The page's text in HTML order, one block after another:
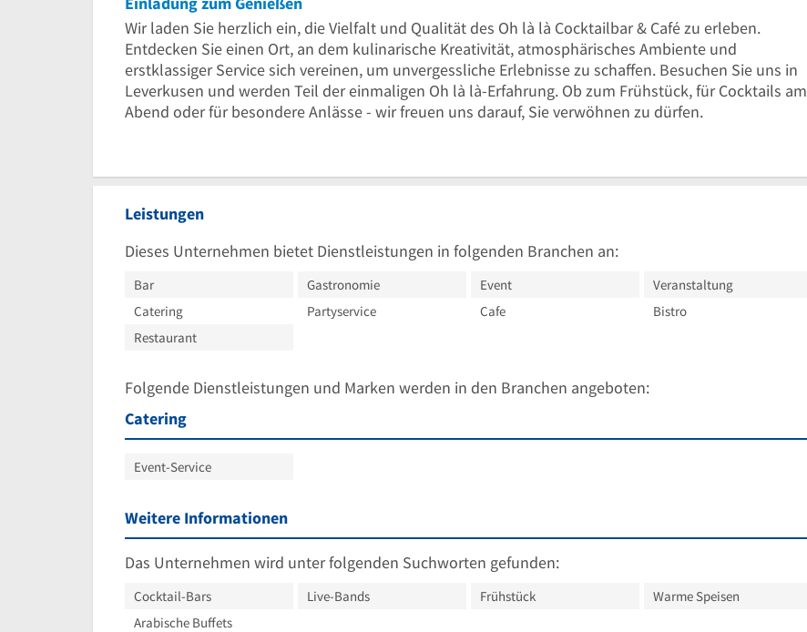
Wir laden Sie herzlich ein, die Vielfalt und Qualität des Oh là là Cocktailbar & Café zu erleben.
Entdecken Sie einen Ort, an dem kulinarische Kreativität, atmosphärisches Ambiente und
erstklassiger Service sich vereinen, um unvergessliche Erlebnisse zu schaffen. Besuchen Sie uns in
Leverkusen und werden Teil der einmaligen Oh là là-Erfahrung. Ob zum Frühstück, für Cocktails am
Abend oder für besondere Anlässe - wir freuen uns darauf, Sie verwöhnen zu dürfen.
Leistungen
Dieses Unternehmen bietet Dienstleistungen in folgenden Branchen an:
Bar Gastronomie Event
Veranstaltung
Catering
Partyservice Cafe
Bistro
Restaurant
Folgende Dienstleistungen und Marken werden in den Branchen angeboten:
Catering
Event-Service
Weitere Informationen
Das Unternehmen wird unter folgenden Suchworten gefunden:
Cocktail-Bars Live-Bands Frühstück
Warme Speisen
Arabische Buffets